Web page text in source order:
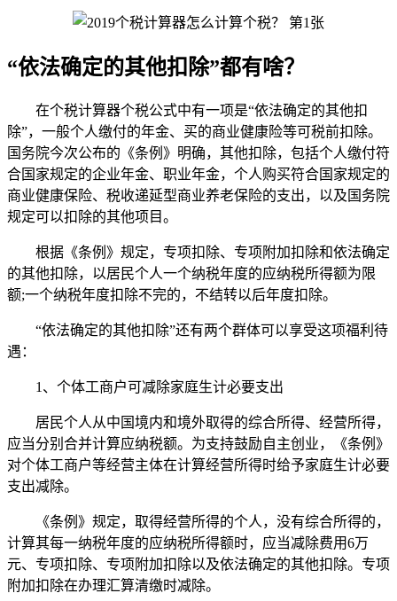
“依法确定的其他扣除”都有啥？
在个税计算器个税公式中有一项是“依法确定的其他扣
除”，一般个人缴付的年金、买的商业健康险等可税前扣除。
国务院今次公布的《条例》明确，其他扣除，包括个人缴付符
合国家规定的企业年金、职业年金，个人购买符合国家规定的
商业健康保险、税收递延型商业养老保险的支出，以及国务院
规定可以扣除的其他项目。
根据《条例》规定，专项扣除、专项附加扣除和依法确定
的其他扣除，以居民个人一个纳税年度的应纳税所得额为限
额;一个纳税年度扣除不完的，不结转以后年度扣除。
“依法确定的其他扣除”还有两个群体可以享受这项福利待
遇：
1、个体工商户可减除家庭生计必要支出
居民个人从中国境内和境外取得的综合所得、经营所得，
应当分别合并计算应纳税额。为支持鼓励自主创业，《条例》
对个体工商户等经营主体在计算经营所得时给予家庭生计必要
支出减除。
《条例》规定，取得经营所得的个人，没有综合所得的，
计算其每一纳税年度的应纳税所得额时，应当减除费用6万
元、专项扣除、专项附加扣除以及依法确定的其他扣除。专项
附加扣除在办理汇算清缴时减除。